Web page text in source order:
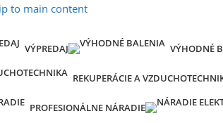
to main content
VÝPREDAJ VÝHODNÉ
REKUPERÁCIE A
PROFESIONÁLNE NÁRADIE